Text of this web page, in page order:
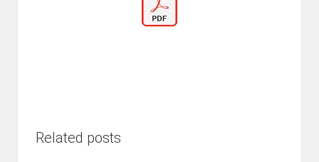
Related posts